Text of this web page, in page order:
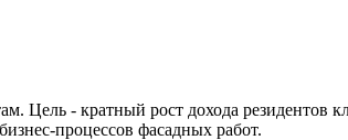
- кратный рост дохода резидентов
процессов фасадных работ.